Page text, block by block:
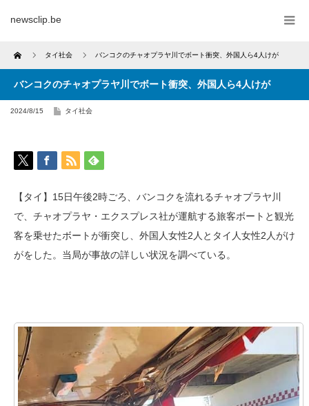
newsclip.be
Home タイ社会 バンコクのチャオプラヤ川でボート衝突、外国人ら4人けが
バンコクのチャオプラヤ川でボート衝突、外国人ら4人けが
2024/8/15 タイ社会
【タイ】15日午後2時ごろ、バンコクを流れるチャオプラヤ川
で、チャオプラヤ・エクスプレス社が運航する旅客ボートと観光
客を乗せたボートが衝突し、外国人女性2人とタイ人女性2人がけ
がをした。当局が事故の詳しい状況を調べている。